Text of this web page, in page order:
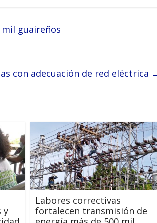
guaireños
con adecuación de red eléctrica
y
Labores correctivas
fortalecen transmisión de